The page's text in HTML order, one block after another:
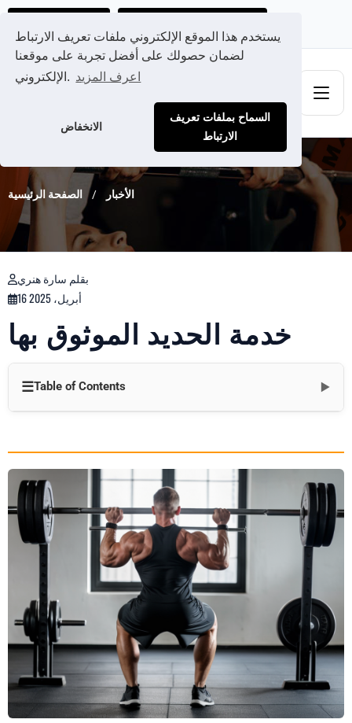
يستخدم هذا الموقع الإلكتروني ملفات تعريف الارتباط
لضمان حصولك على أفضل تجربة على موقعنا
الإلكتروني. اعرف المزيد
الانخفاض
السماح بملفات تعريف
الارتباط
الصفحة الرئيسية الأخبار
بقلم سارة هنري
16 أبريل، 2025
خدمة الحديد الموثوق بها
☰Table of Contents ▼
فهم أنواع القضبان الحديدية وأغراضها
1. الحديد الأوليمبي
2. قضبان الطاقة
3. قضبان الرفعة المميتة
الملامح الرئيسية للعضلات عالية الجودة
1. كنورلينج
2. دوران الأكمام